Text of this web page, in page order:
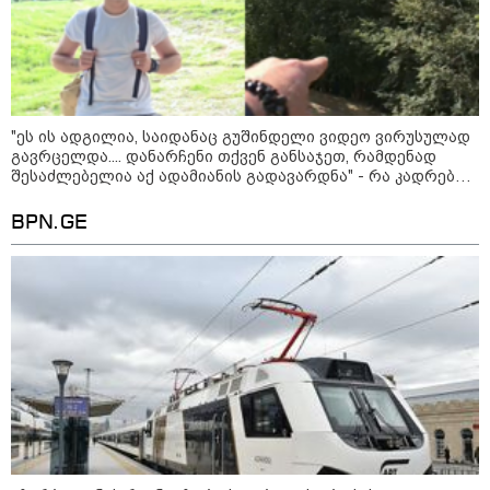
"ზურგს უკან ლაჩრულად
მომეპარნენ და თავს დამესხნენ
- ასფალტზე თავი მრავალჯერ
დამარტყმევინეს, მირტყეს
მუშტები" - რას ჰყვება კურიერი,
რომელსაც
არასრულწლოვანები სასტიკად
გაუსწორდნენ?
კატეგორიის ყველა სიახლე
მკითხველის რჩევით
"ეს ის ადგილია, საიდანაც გუშინდელი ვიდეო ვირუსულად
გავრცელდა.... დანარჩენი თქვენ განსაჯეთ, რამდენად
შესაძლებელია აქ ადამიანის გადავარდნა" - რა კადრებს
გურამ დადიანიძე გაუჩინარდა?
BPN.GE